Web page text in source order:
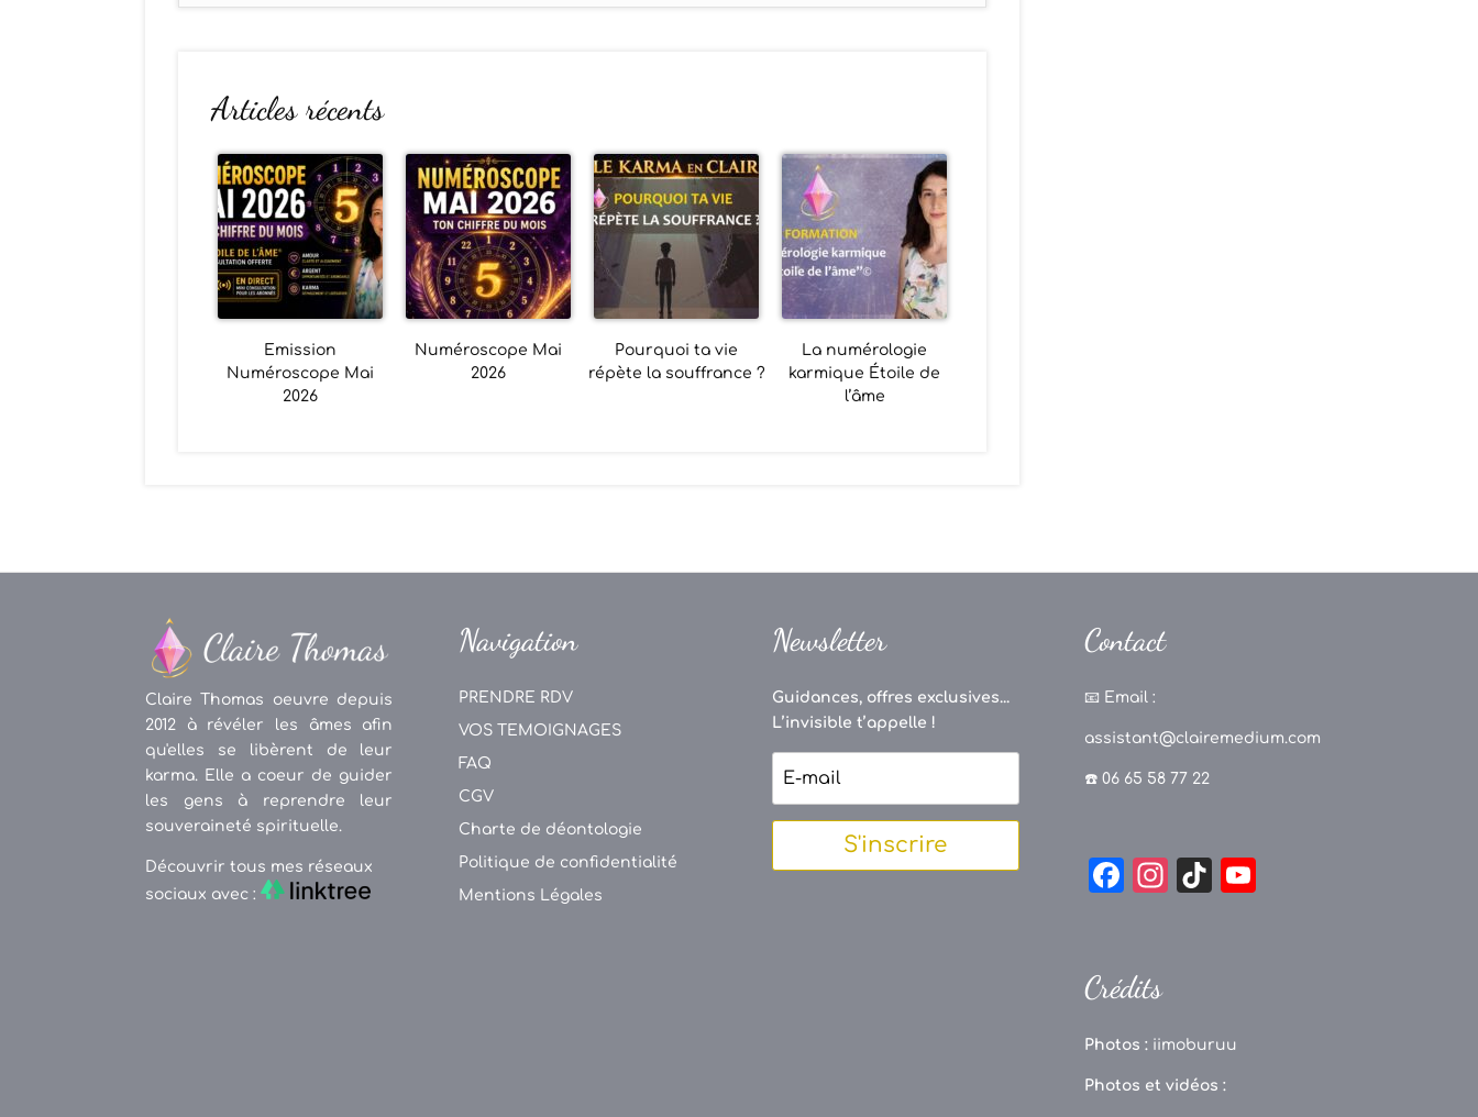
Articles récents
Emission
Numéroscope Mai
2026
Numéroscope Mai
2026
Pourquoi ta vie
répète la souffrance ?
La numérologie
karmique Étoile de
l’âme
Claire Thomas oeuvre depuis
2012 à révéler les âmes afin
qu'elles se libèrent de leur
karma. Elle a coeur de guider
les gens à reprendre leur
souveraineté spirituelle.
Découvrir tous mes réseaux
sociaux avec :
Navigation
PRENDRE RDV
VOS TEMOIGNAGES
FAQ
CGV
Charte de déontologie
Politique de confidentialité
Mentions Légales
Newsletter
Guidances, offres exclusives...
L’invisible t’appelle !
S'inscrire
Contact
📧 Email :
assistant@clairemedium.com
☎️ 06 65 58 77 22
F
e
o
o
In
a
m
Ti
Crédits
Photos : iimoburuu
Photos et vidéos :